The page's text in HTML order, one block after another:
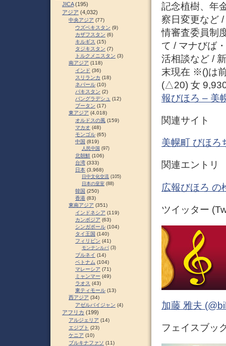
記念植樹、年
察日変更など
情審査委員制
て / マナびば
活相談など /
末現在 ※()は
(△20) 女
報びほろ – 美
関連サイト
美幌町 びほろ
関連エントリ
広報びほろ の
ツイッター
加藤 雅夫
フェイスブッ
JICA(195)
アジア (4,032)
中央アジア (77)
ウズベキスタン (9)
カザフスタン (6)
キルギス (15)
タジキスタン (7)
トルクメニスタン (3)
南アジア (118)
インド (36)
スリランカ (18)
ネパール (10)
パキスタン (2)
バングラデシュ (12)
ブータン (17)
東アジア (4,018)
オルドスの風 (159)
マカオ (48)
モンゴル (65)
中国 (819)
人民中国 (97)
北朝鮮 (106)
台湾 (333)
日本 (3,968)
日中文化交流 (105)
日本の皇室 (88)
韓国 (250)
香港 (83)
東南アジア (351)
インドネシア (119)
カンボジア (63)
シンガポール (104)
タイ王国 (140)
フィリピン (41)
モンテンルパ (3)
ブルネイ (14)
ベトナム (104)
マレーシア (71)
ミャンマー (49)
ラオス (43)
東ティモール (13)
西アジア (34)
アゼルバイジャン (4)
アフリカ (199)
アルジェリア (14)
エジプト (23)
ケニア (10)
ブルキナファソ (11)